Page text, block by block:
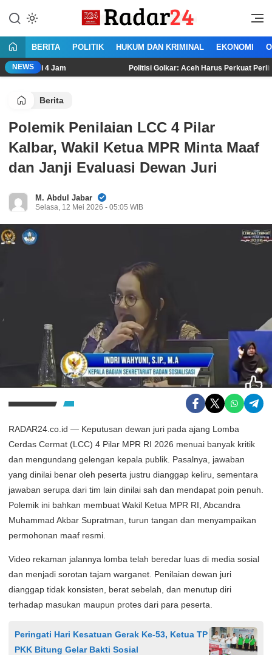
konten
Radar24.co.id
Jujur Lantang Bersuara
BERITA POLITIK HUKUM DAN KRIMINAL EKONOMI
NEWS
Jam Politisi Golkar: Aceh Harus Perkuat Perlindungan
Berita
Polemik Penilaian LCC 4 Pilar
Kalbar, Wakil Ketua MPR Minta Maaf
dan Janji Evaluasi Dewan Juri
M. Abdul Jabar
Selasa, 12 Mei 2026 - 05:05 WIB
RADAR24.co.id — Keputusan dewan juri pada ajang Lomba
Cerdas Cermat (LCC) 4 Pilar MPR RI 2026 menuai banyak kritik
dan mengundang gelengan kepala publik. Pasalnya, jawaban
yang dinilai benar oleh peserta justru dianggap keliru, sementara
jawaban serupa dari tim lain dinilai sah dan mendapat poin penuh.
Polemik ini bahkan membuat Wakil Ketua MPR RI, Abcandra
Muhammad Akbar Supratman, turun tangan dan menyampaikan
permohonan maaf resmi.
Video rekaman jalannya lomba telah beredar luas di media sosial
dan menjadi sorotan tajam warganet. Penilaian dewan juri
dianggap tidak konsisten, berat sebelah, dan menutup diri
terhadap masukan maupun protes dari para peserta.
Peringati Hari Kesatuan Gerak Ke-53, Ketua TP
PKK Bitung Gelar Bakti Sosial